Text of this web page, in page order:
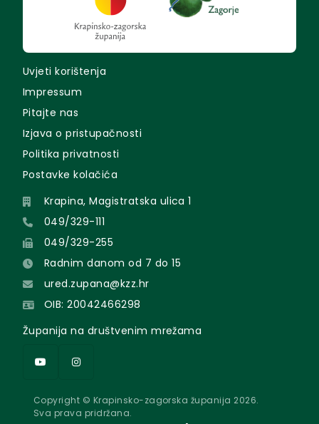
Uvjeti korištenja
Impressum
Pitajte nas
Izjava o pristupačnosti
Politika privatnosti
Postavke kolačića
Krapina, Magistratska ulica 1
049/329-111
049/329-255
Radnim danom od 7 do 15
ured.zupana@kzz.hr
OIB: 20042466298
Županija na društvenim mrežama
Copyright © Krapinsko-zagorska županija 2026.
Sva prava pridržana.